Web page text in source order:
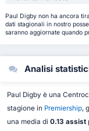
Paul Digby non ha ancora
dati stagionali in nostro
saranno aggiornate quando
Analisi
Paul Digby è una
stagione in Premiership,
una media di 0.13 assist